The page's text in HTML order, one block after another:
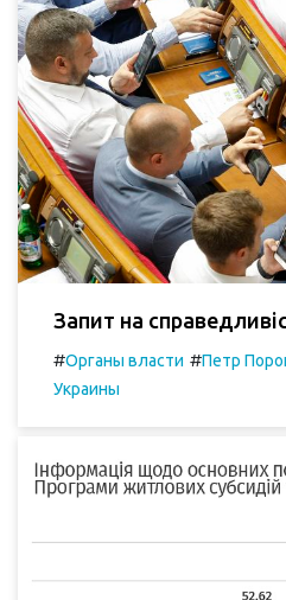
Запит на
#Органы власти #Петр
Украины